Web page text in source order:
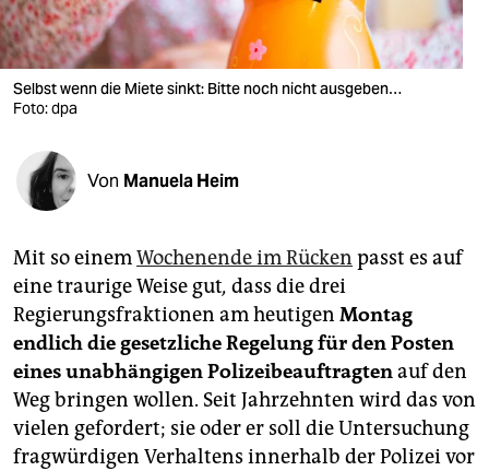
wahrheit
verlag
verlag
veranstaltungen
shop
unterstützen
abo
genossenschaft
epaper login
Selbst wenn die Miete sinkt: Bitte noch nicht ausgeben…
Foto: dpa
Von Manuela Heim
Mit so einemWochenende im Rücken passt es auf
eine traurige Weise gut, dass die drei
Regierungsfraktionen am heutigen Montag
endlich die gesetzliche Regelungfür den Posten
eines unabhängigen Polizeibeauftragtenauf den
Weg bringen wollen. Seit Jahrzehnten wird das von
vielen gefordert; sie oder er soll die Untersuchung
fragwürdigen Verhaltens innerhalb der Polizei vor